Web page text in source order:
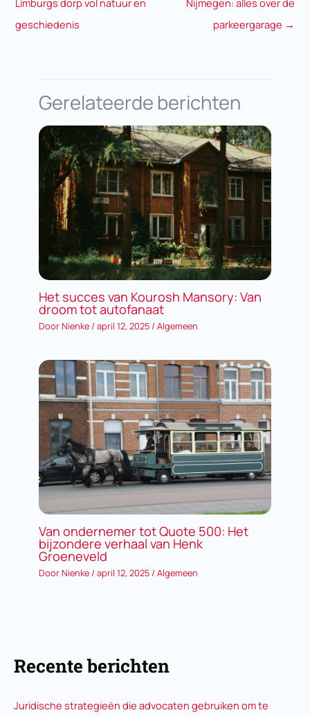
Limburgs dorp vol natuur en
geschiedenis
Nijmegen: alles over de
parkeergarage →
Gerelateerde berichten
Het succes van Kourosh Mansory: Van
droom tot autofanaat
DoorNienke/april 12, 2025/Algemeen
Van ondernemer tot Quote 500: Het
bijzondere verhaal van Henk
Groeneveld
DoorNienke/april 12, 2025/Algemeen
Recente berichten
Juridische strategieën die advocaten gebruiken om te